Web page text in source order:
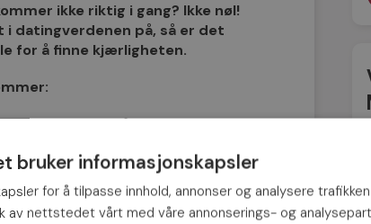
ikke riktig i gang? Ikke nøl!
datingverdenen på, så er det
for å finne kjærligheten.
tid til aktivt å søke etter en ny
mange satser seriøst.
Tenk over hva du vil med
nå målene dine.
bruker informasjonskapsler
for å tilpasse innhold, annonser og analysere
av nettstedet vårt med våre annonserings- og